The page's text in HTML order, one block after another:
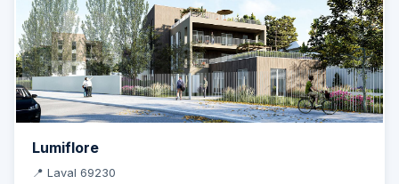
Lumiflore
📍 Laval 69230